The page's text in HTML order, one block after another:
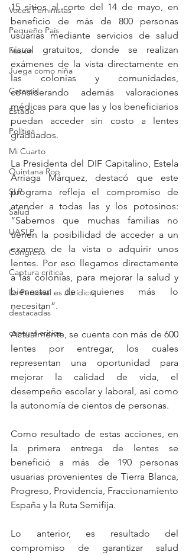
Voces Feministas
Pequeño País
Fusión
Juega como niña
Catarsis
Estado
Política
Mi Cuarto
Quintana Roo
SLP
Salud
UASLP
Congreso
Captura critica
Lo Personal es Jurídico
destacadas
captura critica
15 sitios al corte del 14 de mayo, en
beneficio de más de 800 personas
usuarias mediante servicios de salud
visual gratuitos, donde se realizan
exámenes de la vista directamente en
las colonias y comunidades,
considerando además valoraciones
médicas para que las y los beneficiarios
puedan acceder sin costo a lentes
graduados.
La Presidenta del DIF Capitalino, Estela
Arriaga Márquez, destacó que este
programa refleja el compromiso de
atender a todas las y los potosinos:
“Sabemos que muchas familias no
tienen la posibilidad de acceder a un
examen de la vista o adquirir unos
lentes. Por eso llegamos directamente
a las colonias, para mejorar la salud y
bienestar de quienes más lo
necesitan”.
Actualmente, se cuenta con más de 600
lentes por entregar, los cuales
representan una oportunidad para
mejorar la calidad de vida, el
desempeño escolar y laboral, así como
la autonomía de cientos de personas.
Como resultado de estas acciones, en
la primera entrega de lentes se
benefició a más de 190 personas
usuarias provenientes de Tierra Blanca,
Progreso, Providencia, Fraccionamiento
España y la Ruta Semifija.
Lo anterior, es resultado del
compromiso de garantizar salud